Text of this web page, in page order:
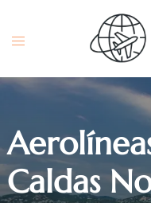
content
Toggle
Caldas